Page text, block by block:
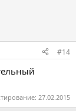
#14
27.02.2015